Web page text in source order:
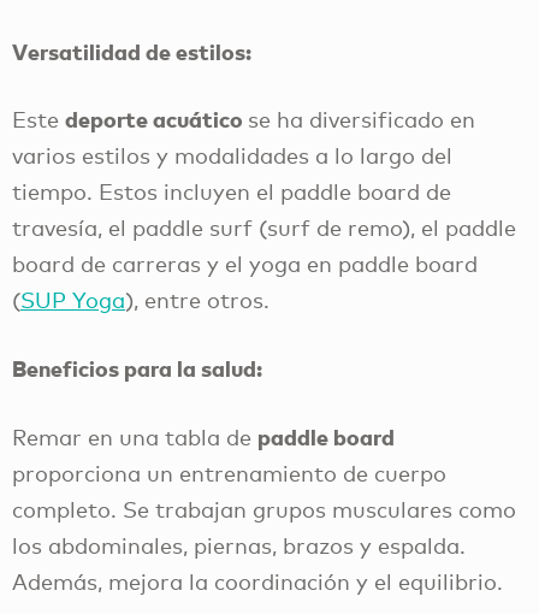
Versatilidad de estilos:
Este deporte acuático se ha diversificado en
varios estilos y modalidades a lo largo del
tiempo. Estos incluyen el paddle board de
travesía, el paddle surf (surf de remo), el paddle
board de carreras y el yoga en paddle board
(SUP Yoga), entre otros.
Beneficios para la salud:
Remar en una tabla de paddle board
proporciona un entrenamiento de cuerpo
completo. Se trabajan grupos musculares como
los abdominales, piernas, brazos y espalda.
Además, mejora la coordinación y el equilibrio.